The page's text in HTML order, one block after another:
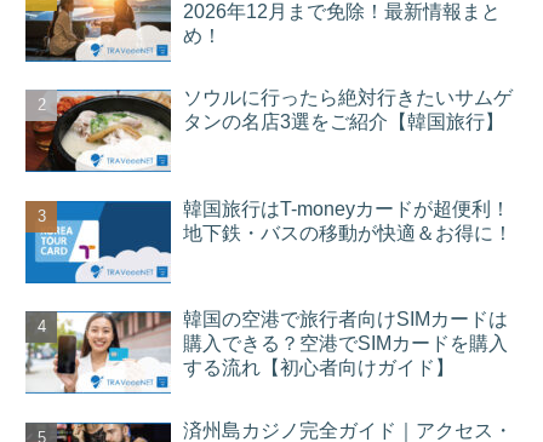
2026年12月まで免除！最新情報まと
め！
ソウルに行ったら絶対行きたいサムゲ
タンの名店3選をご紹介【韓国旅行】
韓国旅行はT-moneyカードが超便利！
地下鉄・バスの移動が快適＆お得に！
韓国の空港で旅行者向けSIMカードは
購入できる？空港でSIMカードを購入
する流れ【初心者向けガイド】
済州島カジノ完全ガイド｜アクセス・